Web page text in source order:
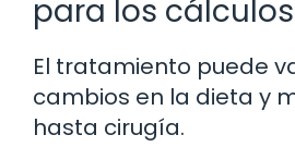
para los
El tratamiento puede
cambios en la dieta y
hasta cirugía.